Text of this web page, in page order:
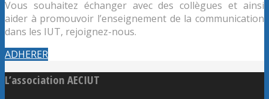
Vous souhaitez échanger avec des collègues et ainsi
aider à promouvoir l’enseignement de la communication
dans les IUT, rejoignez-nous.
ADHERER
L’association AECIUT